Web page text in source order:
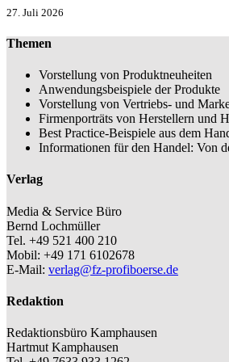
27. Juli 2026
Themen
Vorstellung von Produktneuheiten
Anwendungsbeispiele der Produkte
Vorstellung von Vertriebs- und
Firmenporträts von Herstellern und
Best Practice-Beispiele aus dem
Informationen für den Handel: Von
Verlag
Media & Service Büro
Bernd Lochmüller
Tel. +49 521 400 210
Mobil: +49 171 6102678
E-Mail: verlag@fz-profiboerse.de
Redaktion
Redaktionsbüro Kamphausen
Hartmut Kamphausen